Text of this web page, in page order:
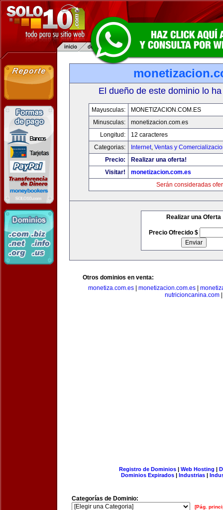
El dueño de este dominio lo
Mayusculas:
MONETIZACION.COM.ES
Minusculas:
monetizacion.com.es
Longitud:
12 caracteres
Categorias:
Internet, Ventas y
Precio:
Realizar una oferta!
Visitar!
monetizacion.com.es
Serán consideradas
Realizar una Oferta
Precio Ofrecido $
Otros dominios en venta:
monetiza.com.es| monetizacion.com.es|
nutricioncanina.com
Registro de Dominios| Web Hosting |
Dominios Expirados | Industrias |
Categorías de Dominio:
[Pág.